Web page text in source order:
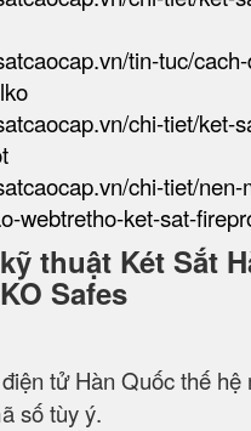
tin-tuc/
chi-tiet/ket-
chi-tiet/nen-
webtretho-ket-sat-
thuật Két Sắt
Safes
tử Hàn Quốc thế
số tùy ý.